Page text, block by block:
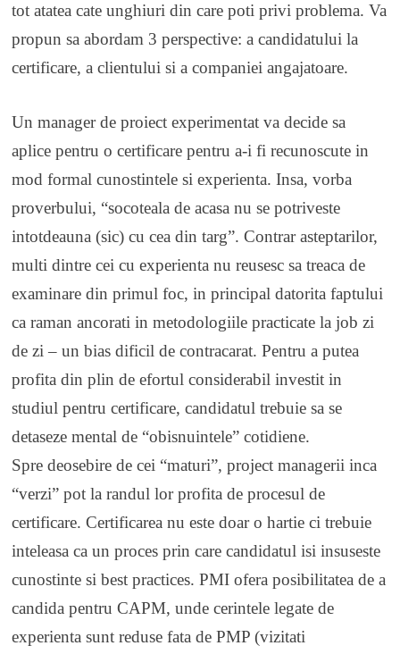
tot atatea cate unghiuri din care poti privi problema. Va
propun sa abordam 3 perspective: a candidatului la
certificare, a clientului si a companiei angajatoare.
Un manager de proiect experimentat va decide sa
aplice pentru o certificare pentru a-i fi recunoscute in
mod formal cunostintele si experienta. Insa, vorba
proverbului, “socoteala de acasa nu se potriveste
intotdeauna (sic) cu cea din targ”. Contrar asteptarilor,
multi dintre cei cu experienta nu reusesc sa treaca de
examinare din primul foc, in principal datorita faptului
ca raman ancorati in metodologiile practicate la job zi
de zi – un bias dificil de contracarat. Pentru a putea
profita din plin de efortul considerabil investit in
studiul pentru certificare, candidatul trebuie sa se
detaseze mental de “obisnuintele” cotidiene.
Spre deosebire de cei “maturi”, project managerii inca
“verzi” pot la randul lor profita de procesul de
certificare. Certificarea nu este doar o hartie ci trebuie
inteleasa ca un proces prin care candidatul isi insuseste
cunostinte si best practices. PMI ofera posibilitatea de a
candida pentru CAPM, unde cerintele legate de
experienta sunt reduse fata de PMP (vizitati